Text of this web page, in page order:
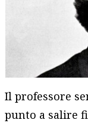
Il professore
punto a salire